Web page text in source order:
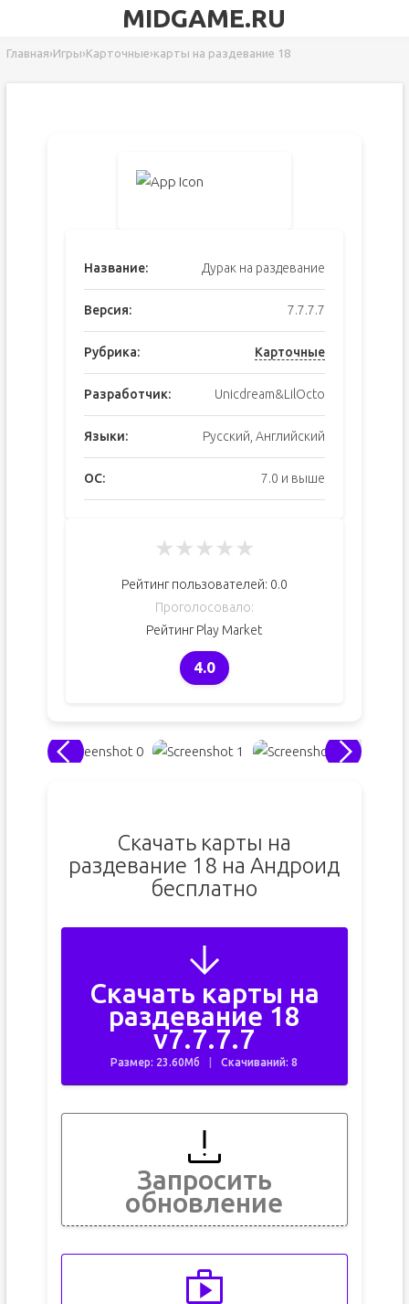
MIDGAME.RU
Главная›Игры›Карточные›карты на раздевание 18
Название: Дурак на раздевание
Версия: 7.7.7.7
Рубрика: Карточные
Разработчик: Unicdream&LilOcto
Языки: Русский, Английский
ОС: 7.0 и выше
★★★★★
Рейтинг пользователей: 0.0
Проголосовало:
Рейтинг Play Market
4.0
Скачать карты на
раздевание 18 на Андроид
бесплатно
Скачать карты на
раздевание 18
v7.7.7.7
Размер: 23.60Мб Скачиваний: 8
Запросить
обновление